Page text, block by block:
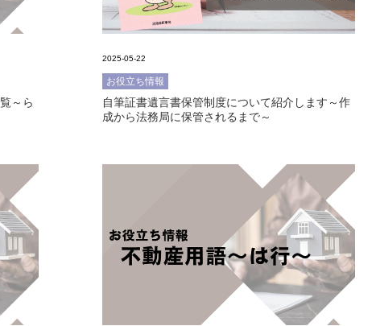
～ら
2025-05-22
お役立ち情報
自筆証書遺言書保管制度について紹介します～作
成から法務局に保管されるまで～